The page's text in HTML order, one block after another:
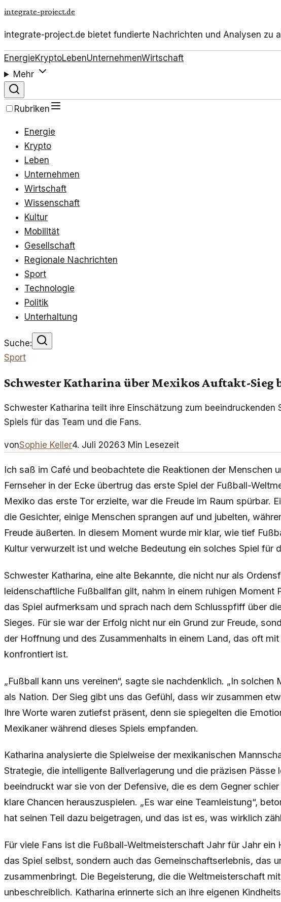
integrate-project.de
integrate-project.de bietet fundierte Nachrichten und Analysen zu
EnergieKryptoLebenUnternehmenWirtschaft
Mehr
Rubriken
Energie
Krypto
Leben
Unternehmen
Wirtschaft
Wissenschaft
Kultur
Mobilität
Gesellschaft
Regionale Nachrichten
Sport
Technologie
Politik
Unterhaltung
Suche:
Sport
Schwester Katharina über Mexikos Auftakt-Sieg
Schwester Katharina teilt ihre Einschätzung zum
Spiels für das Team und die Fans.
vonSophie Keller4. Juli 20263 Min Lesezeit
Ich saß im Café und beobachtete die Reaktionen der Menschen
Fernseher in der Ecke übertrug das erste Spiel der Fußball-
Mexiko das erste Tor erzielte, war die Freude im Raum spürbar.
die Gesichter, einige Menschen sprangen auf und jubelten,
Freude äußerten. In diesem Moment wurde mir klar, wie tief
Kultur verwurzelt ist und welche Bedeutung ein solches Spiel für
Schwester Katharina, eine alte Bekannte, die nicht nur als
leidenschaftliche Fußballfan gilt, nahm in einem ruhigen Moment
das Spiel aufmerksam und sprach nach dem Schlusspfiff über
Sieges. Für sie war der Erfolg nicht nur ein Grund zur Freude,
der Hoffnung und des Zusammenhalts in einem Land, das oft
konfrontiert ist.
„Fußball kann uns vereinen“, sagte sie nachdenklich. „In solchen
als Nation. Der Sieg gibt uns das Gefühl, dass wir zusammen
Ihre Worte waren zutiefst präsent, denn sie spiegelten die
Mexikaner während dieses Spiels empfanden.
Katharina analysierte die Spielweise der mexikanischen
Strategie, die intelligente Ballverlagerung und die präzisen Pässe
beeindruckt war sie von der Defensive, die es dem Gegner
klare Chancen herauszuspielen. „Es war eine Teamleistung“,
hat seinen Teil dazu beigetragen, und das ist es, was wirklich
Für viele Fans ist die Fußball-Weltmeisterschaft Jahr für Jahr ein
das Spiel selbst, sondern auch das Gemeinschaftserlebnis, das
zusammenbringt. Die Begeisterung, die die Weltmeisterschaft
unbeschreiblich. Katharina erinnerte sich an ihre eigenen